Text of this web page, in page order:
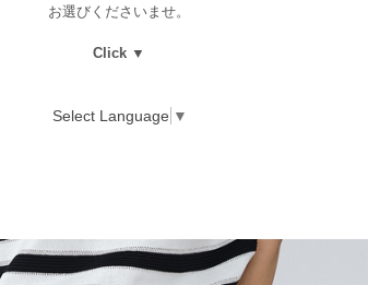
お選びくださいませ。
Click ▼
Select Language ▼